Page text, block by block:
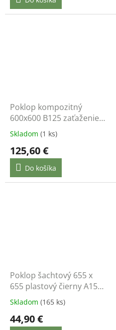
Poklop kompozitný
600x600 B125 zaťaženie
12,5t
Skladom (1 ks)
125,60 €
Do košíka
Poklop šachtový 655 x
655 plastový čierny A15
zaťaženie 1,5 t
Skladom (165 ks)
44,90 €